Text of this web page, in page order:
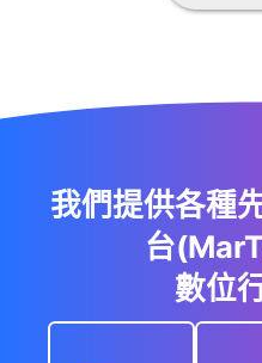
我們提供各種
台
數位